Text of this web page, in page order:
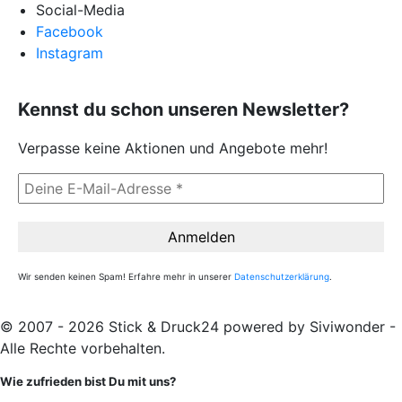
Social-Media
Facebook
Instagram
Kennst du schon unseren Newsletter?
Verpasse keine Aktionen und Angebote mehr!
Wir senden keinen Spam! Erfahre mehr in unserer Datenschutzerklärung.
© 2007 - 2026 Stick & Druck24 powered by Siviwonder -
Alle Rechte vorbehalten.
Wie zufrieden bist Du mit uns?